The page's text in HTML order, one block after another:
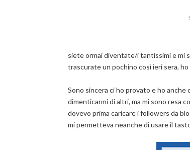
siete ormai diventate/i tantissimi e mi
trascurate un pochino così ieri sera,
Sono sincera ci ho provato e ho
dimenticarmi di altri, ma mi sono resa
dovevo prima caricare i followers da
mi permetteva neanche di usare il